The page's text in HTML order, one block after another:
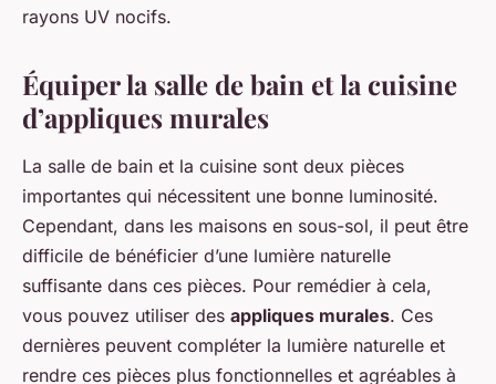
rayons UV nocifs.
Équiper la salle de bain et la cuisine
d’appliques murales
La salle de bain et la cuisine sont deux pièces
importantes qui nécessitent une bonne luminosité.
Cependant, dans les maisons en sous-sol, il peut être
difficile de bénéficier d’une lumière naturelle
suffisante dans ces pièces. Pour remédier à cela,
vous pouvez utiliser des appliques murales. Ces
dernières peuvent compléter la lumière naturelle et
rendre ces pièces plus fonctionnelles et agréables à